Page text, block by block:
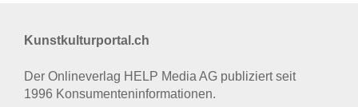
Kunstkulturportal.ch
Der Onlineverlag HELP Media AG publiziert seit
1996 Konsumenten­informationen.